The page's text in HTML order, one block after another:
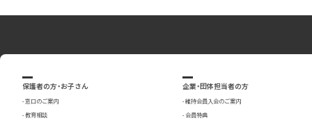
保護者の方・お子さん
窓口のご案内
教育相談
企業・団体担当者の方
維持会員入会のご案内
会員特典